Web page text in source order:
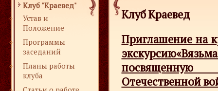
Клуб "Краевед"
Устав и
Положение
Программы
заседаний
Планы работы
клуба
Клуб Краевед
Приглашение на
Отечественной